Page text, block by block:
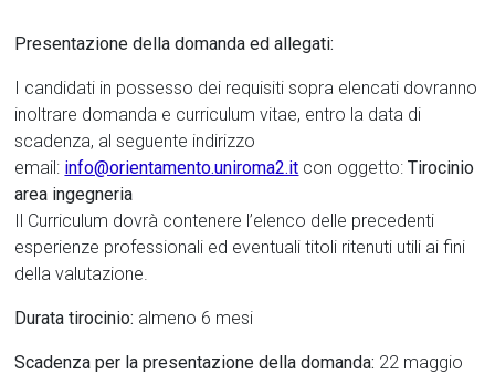
Presentazione della domanda ed allegati:
I candidati in possesso dei requisiti sopra elencati dovranno
inoltrare domanda e curriculum vitae, entro la data di
scadenza, al seguente indirizzo
email: info@orientamento.uniroma2.it con oggetto:Tirocinio
area ingegneria
Il Curriculum dovrà contenere l’elenco delle precedenti
esperienze professionali ed eventuali titoli ritenuti utili ai fini
della valutazione.
Durata tirocinio: almeno 6 mesi
Scadenza per la presentazione della domanda: 22 maggio